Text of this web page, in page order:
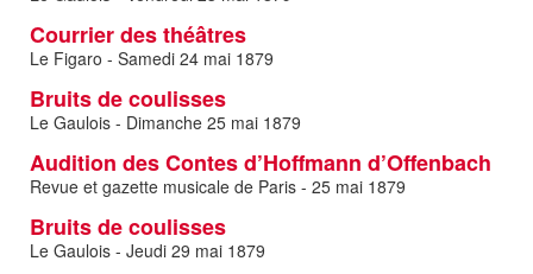
Courrier des théâtres
Le Figaro - Samedi 24 mai 1879
Bruits de coulisses
Le Gaulois - Dimanche 25 mai 1879
Audition des Contes d’Hoffmann d’Offenbach
Revue et gazette musicale de Paris - 25 mai 1879
Bruits de coulisses
Le Gaulois - Jeudi 29 mai 1879